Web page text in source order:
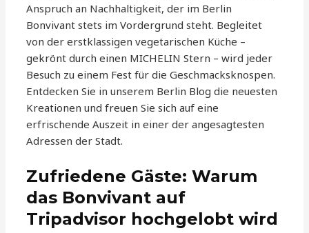
Anspruch an Nachhaltigkeit, der im Berlin
Bonvivant stets im Vordergrund steht. Begleitet
von der erstklassigen vegetarischen Küche –
gekrönt durch einen MICHELIN Stern – wird jeder
Besuch zu einem Fest für die Geschmacksknospen.
Entdecken Sie in unserem Berlin Blog die neuesten
Kreationen und freuen Sie sich auf eine
erfrischende Auszeit in einer der angesagtesten
Adressen der Stadt.
Zufriedene Gäste: Warum
das Bonvivant auf
Tripadvisor hochgelobt wird